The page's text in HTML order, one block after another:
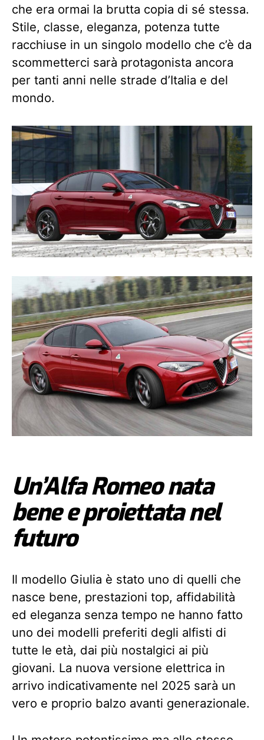
che era ormai la brutta copia di sé stessa.
Stile, classe, eleganza, potenza tutte
racchiuse in un singolo modello che c’è da
scommetterci sarà protagonista ancora
per tanti anni nelle strade d’Italia e del
mondo.
Un’Alfa Romeo nata
bene e proiettata nel
futuro
Il modello Giulia è stato uno di quelli che
nasce bene, prestazioni top, affidabilità
ed eleganza senza tempo ne hanno fatto
uno dei modelli preferiti degli alfisti di
tutte le età, dai più nostalgici ai più
giovani. La nuova versione elettrica in
arrivo indicativamente nel 2025 sarà un
vero e proprio balzo avanti generazionale.